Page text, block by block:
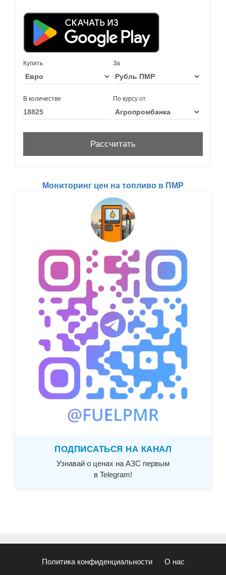
Купить За
В количестве По курсу от
Мониторинг цен на топливо в ПМР
ПОДПИСАТЬСЯ НА КАНАЛ
Узнавай о ценах на АЗС первым
в Telegram!
Политика конфиденциальности О нас